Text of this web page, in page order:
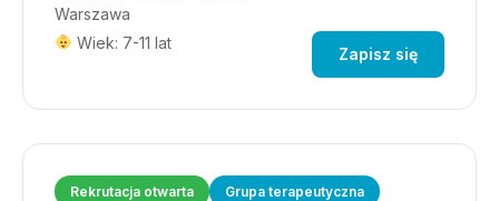
Warszawa
Wiek: 7-11 lat
Zapisz się
Rekrutacja otwarta
Grupa terapeutyczna